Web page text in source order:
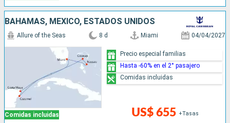
BAHAMAS, MÉXICO, ESTADOS UNIDOS
Comidas incluidas
Allure of the Seas 8 d Miami 04/04/2027
US$ 655 +Tasas
Precio especial familias
Hasta -60% en el 2° pasajero
Comidas incluidas